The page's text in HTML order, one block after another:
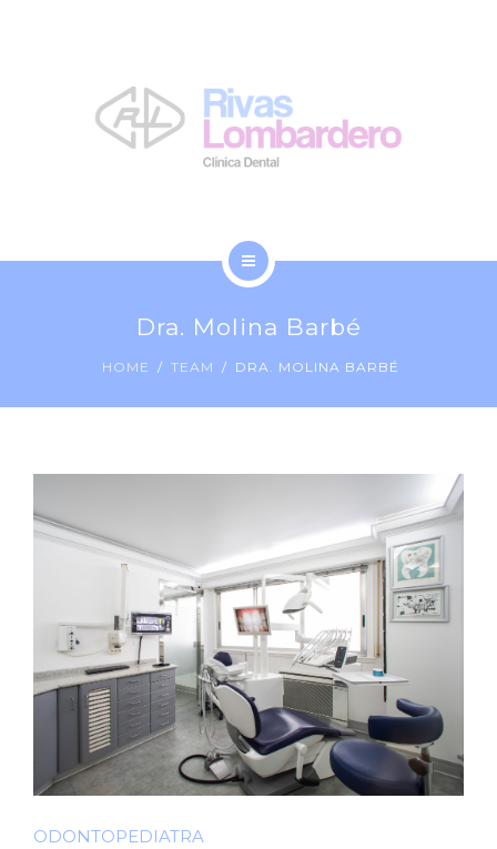
CONTACTO
Dra. Molina Barbé
HOME TEAM DRA. MOLINA BARBÉ
ODONTOPEDIATRA